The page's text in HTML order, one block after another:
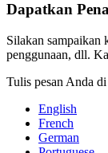
Dapatkan
Silakan sampaikan
penggunaan, dll.
Tulis pesan Anda
English
French
German